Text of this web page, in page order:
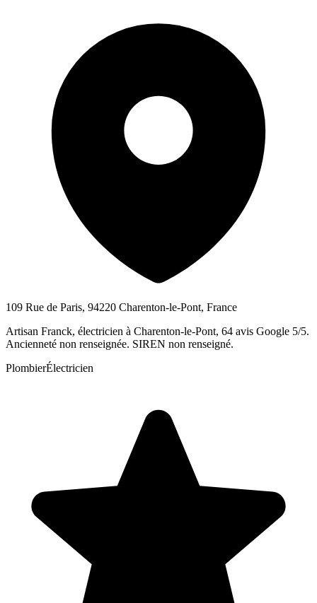
109 Rue de Paris, 94220 Charenton-le-Pont, France
Artisan Franck, électricien à Charenton-le-Pont, 64 avis Google 5/5.
Ancienneté non renseignée. SIREN non renseigné.
PlombierÉlectricien